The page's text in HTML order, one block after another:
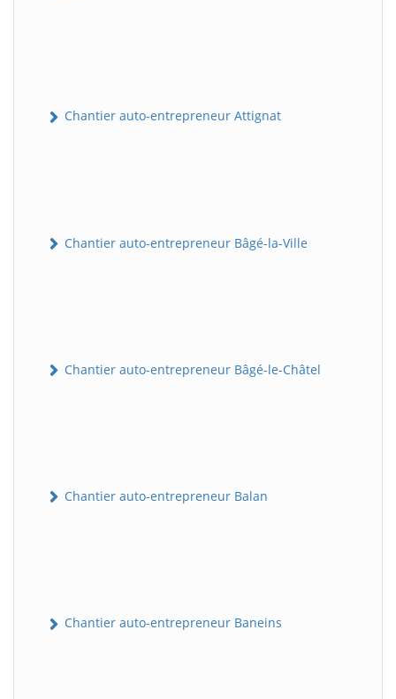
Chantier auto-entrepreneur Attignat
Chantier auto-entrepreneur Bâgé-la-Ville
Chantier auto-entrepreneur Bâgé-le-Châtel
Chantier auto-entrepreneur Balan
Chantier auto-entrepreneur Baneins